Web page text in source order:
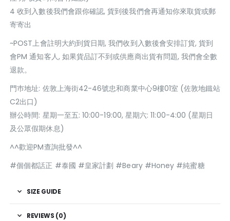
4 收到入數後我們會跟你確認, 貨到後我們會再通知你來取貨或郵
寄寄出
~POST上會註明大約到貨日期, 我們收到入數後會安排訂貨, 貨到
會PM 通知客人, 如果貨品訂不到或供應商出貨有問題, 我們會全數
退款。
門巿地址: 佐敦上海街42-46號忠和商業中心9樓01室 (佐敦地鐵站
C2出口)
辦公時間: 星期一至五: 10:00-19:00, 星期六: 11:00-4:00 (星期日
及公眾假期休息)
^^歡迎PM查詢批發^^
#個個都話正 #泰國 #皇家計劃 #Beary #Honey #純蜜糖
SIZE GUIDE
REVIEWS (0)